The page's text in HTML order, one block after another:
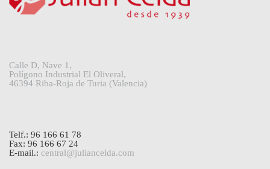
Calle D, Nave 1,
Polígono Industrial El Oliveral,
46394 Riba-Roja de Turia (Valencia)
Telf.: 96 166 61 78
Fax: 96 166 67 24
E-mail.: central@juliancelda.com